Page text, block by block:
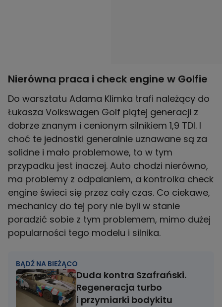
Nierówna praca i check engine w Golfie
Do warsztatu Adama Klimka trafi należący do
Łukasza Volkswagen Golf piątej generacji z
dobrze znanym i cenionym silnikiem 1,9 TDI. I
choć te jednostki generalnie uznawane są za
solidne i mało problemowe, to w tym
przypadku jest inaczej. Auto chodzi nierówno,
ma problemy z odpalaniem, a kontrolka check
engine świeci się przez cały czas. Co ciekawe,
mechanicy do tej pory nie byli w stanie
poradzić sobie z tym problemem, mimo dużej
popularności tego modelu i silnika.
BĄDŹ NA BIEŻĄCO
Duda kontra Szafrański.
Regeneracja turbo
i przymiarki bodykitu